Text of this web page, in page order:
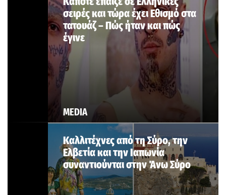
MEDIA
σειρές και τώρα έχει Εθισμό στα
τατουάζ – Πώς ήταν και πώς
έγινε
Καλλιτέχνες από τη Σύρο, την
Ελβετία και την Ιαπωνία
συναντιούνται στην Άνω Σύρο